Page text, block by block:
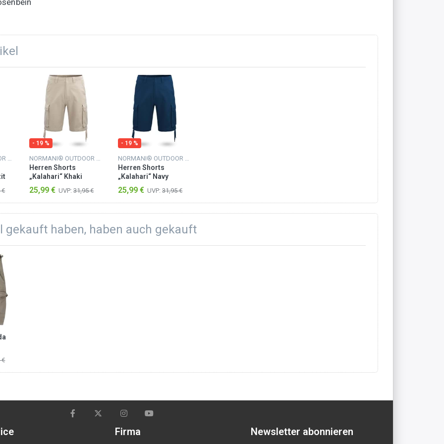
NORMANI® OUTDOOR SPORTS
€
- 19 %
NORMANI® OUTDOOR SPORTS
Herren Shorts
„Kalahari“ Khaki
25,99 € UVP: 31,95 €
- 19 %
NORMANI® OUTDOOR SPORTS
Herren Shorts
„Kalahari“ Navy
25,99 € UVP: 31,95 €
gekauft haben, haben auch gekauft
€
Firma Newsletter abonnieren